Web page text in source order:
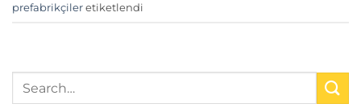
prefabrikçiler etiketlendi